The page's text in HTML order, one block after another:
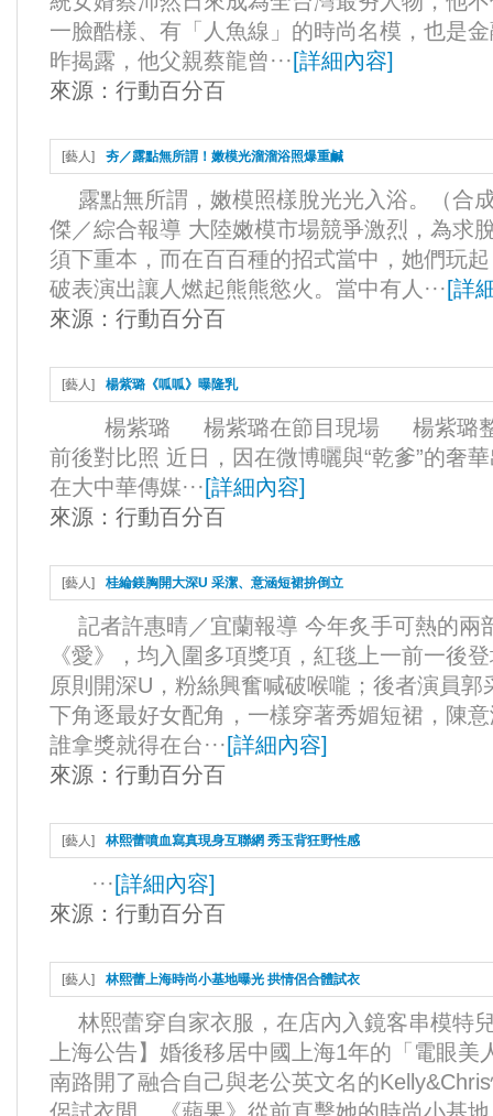
一臉酷樣、有「人魚線」的時尚名模，也是
昨揭露，他父親蔡龍曾··· [詳細內容]
來源： 行動百分百
[藝人] 夯／露點無所謂！嫩模光溜溜浴照爆重鹹
露點無所謂，嫩模照樣脫光光入浴。（合
傑／綜合報導 大陸嫩模市場競爭激烈，為求
須下重本，而在百百種的招式當中，她們玩
破表演出讓人燃起熊熊慾火。當中有人··· [詳
來源： 行動百分百
[藝人] 楊紫璐《呱呱》曝隆乳
楊紫璐 楊紫璐在節目現場 楊紫璐
前後對比照 近日，因在微博曬與“乾爹”的奢
在大中華傳媒··· [詳細內容]
來源： 行動百分百
[藝人] 桂綸鎂胸開大深U 采潔、意涵短裙拚倒立
記者許惠晴／宜蘭報導 今年炙手可熱的兩
《愛》，均入圍多項獎項，紅毯上一前一後
原則開深U，粉絲興奮喊破喉嚨；後者演員
下角逐最好女配角，一樣穿著秀媚短裙，陳
誰拿獎就得在台··· [詳細內容]
來源： 行動百分百
[藝人] 林熙蕾噴血寫真現身互聯網 秀玉背狂野性感
··· [詳細內容]
來源： 行動百分百
[藝人] 林熙蕾上海時尚小基地曝光 拱情侶合體試衣
林熙蕾穿自家衣服，在店內入鏡客串模特
上海公告】婚後移居中國上海1年的「電眼
南路開了融合自己與老公英文名的